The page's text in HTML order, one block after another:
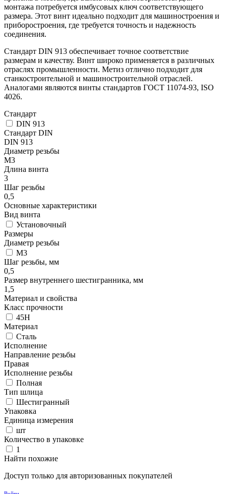
монтажа потребуется имбусовых ключ соответствующего
размера. Этот винт идеально подходит для машиностроения и
приборостроения, где требуется точность и надежность
соединения.
Стандарт DIN 913 обеспечивает точное соответствие
размерам и качеству. Винт широко применяется в различных
отраслях промышленности. Метиз отлично подходит для
станкостроительной и машиностроительной отраслей.
Аналогами являются винты стандартов ГОСТ 11074-93, ISO
4026.
Стандарт
DIN 913
Стандарт DIN
DIN 913
Диаметр резьбы
М3
Длина винта
3
Шаг резьбы
0,5
Основные характеристики
Вид винта
Установочный
Размеры
Диаметр резьбы
М3
Шаг резьбы, мм
0,5
Размер внутреннего шестигранника, мм
1,5
Материал и свойства
Класс прочности
45H
Материал
Сталь
Исполнение
Направление резьбы
Правая
Исполнение резьбы
Полная
Тип шлица
Шестигранный
Упаковка
Единица измерения
шт
Количество в упаковке
1
Найти похожие
Доступ только для авторизованных покупателей